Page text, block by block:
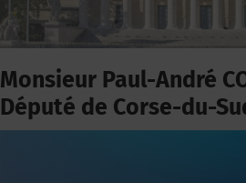
Monsieur Paul-André
Député de Corse-du-